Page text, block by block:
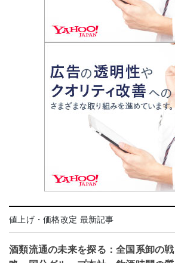
値上げ・価格改定 最新記事
酒類流通の未来を探る：全国系卸の戦